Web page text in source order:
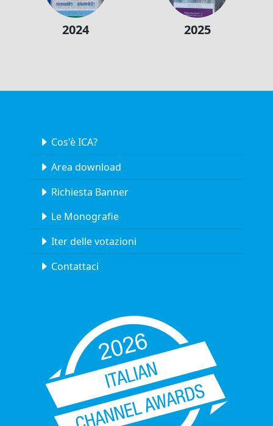
2024 2025
Cos'è ICA?
Area download
Richiesta Banner
Le Monografie
Iter delle votazioni
Contattaci